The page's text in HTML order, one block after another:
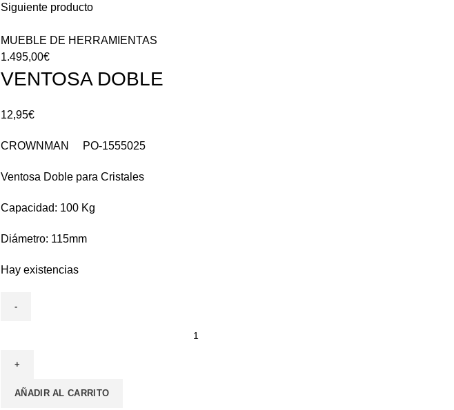
Siguiente producto
MUEBLE DE HERRAMIENTAS
1.495,00€
VENTOSA DOBLE
12,95€
CROWNMAN PO-1555025
Ventosa Doble para Cristales
Capacidad: 100 Kg
Diámetro: 115mm
Hay existencias
AÑADIR AL CARRITO